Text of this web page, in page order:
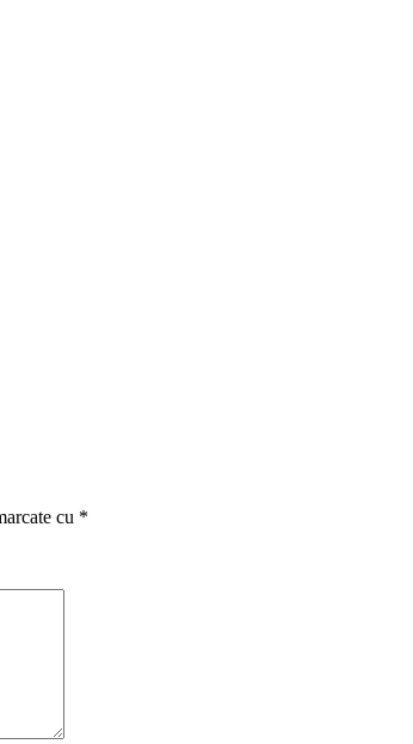
cu *